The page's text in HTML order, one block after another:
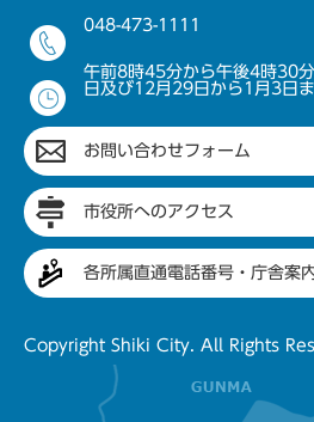
048-473-1111
午前8時45分から午後4時30
日及び12月29日から1月3日ま
お問い合わせフォーム
市役所へのアクセス
各所属直通電話番号・庁舎案
Copyright Shiki City. All Rights